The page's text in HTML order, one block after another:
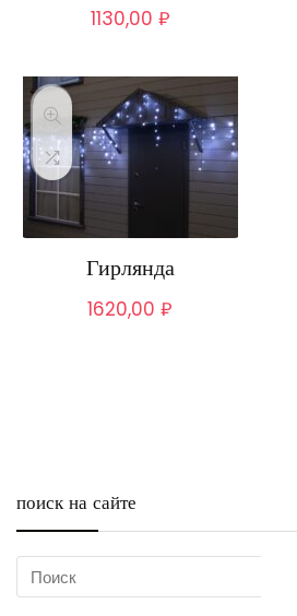
1130,00 ₽
Гирлянда
1620,00₽
поиск на сайте